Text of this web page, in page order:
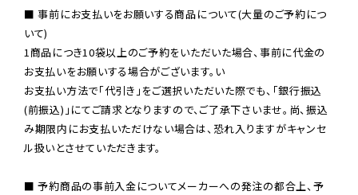
■ 事前にお支払いをお願いする商品について(大量のご予約につ
いて)
1商品につき10袋以上のご予約をいただいた場合、事前に代金の
お支払いをお願いする場合がございます。い
お支払い方法で「代引き」をご選択いただいた際でも、「銀行振込
(前振込)」にてご請求となりますので、ご了承下さいませ。尚、振込
み期限内にお支払いただけない場合は、恐れ入りますがキャンセ
ル扱いとさせていただきます。
■ 予約商品の事前入金についてメーカーへの発注の都合上、予